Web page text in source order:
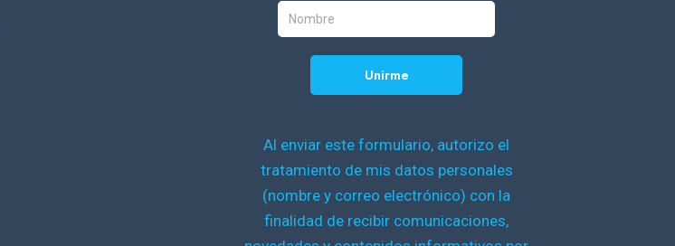
Al enviar este formulario, autorizo el
tratamiento de mis datos personales
(nombre y correo electrónico) con la
finalidad de recibir comunicaciones,